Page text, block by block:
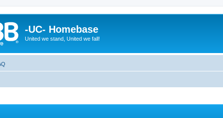
-UC- Homebase
United we stand, United we fall!